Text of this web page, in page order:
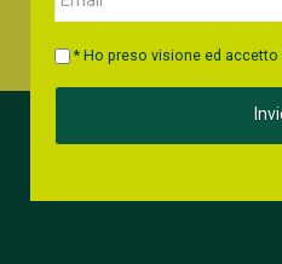
* Ho preso visione ed